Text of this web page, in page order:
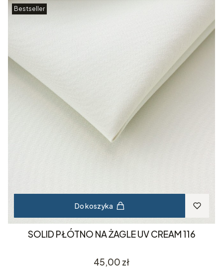
Bestseller
Do koszyka
SOLID PŁÓTNO NA ŻAGLE UV CREAM 116
Cena
45,00 zł